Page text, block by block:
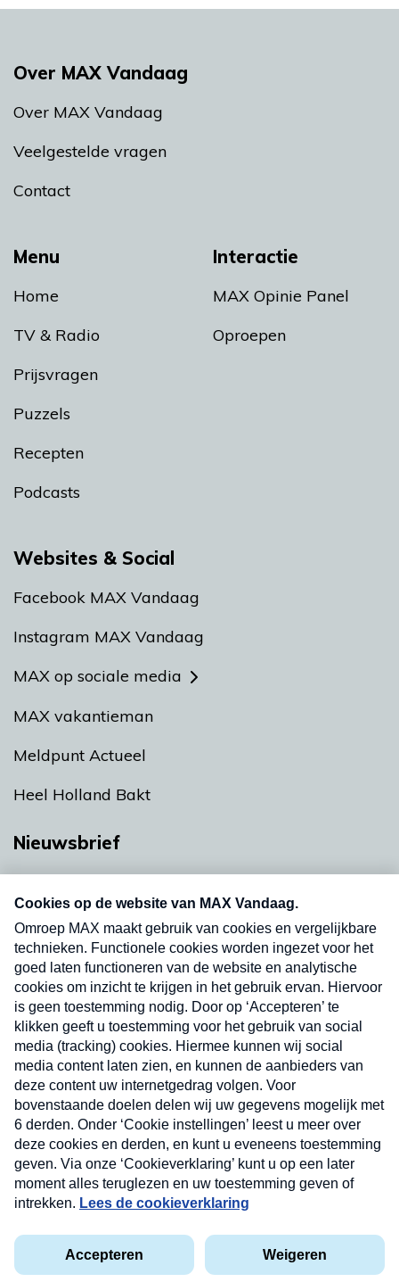
Menu
Home
TV & Radio
Prijsvragen
Puzzels
Recepten
Podcasts
Interactie
MAX Opinie Panel
Oproepen
Over MAX Vandaag
Over MAX Vandaag
Veelgestelde vragen
Contact
Websites & Social
Facebook MAX Vandaag
Instagram MAX Vandaag
MAX op sociale media
MAX vakantieman
Meldpunt Actueel
Heel Holland Bakt
Nieuwsbrief
nieuwsbrief. Elke vrijdag- en dinsdagochtend in
uw mailbox.
Verzend
Privacyverklaring
Cookieverklaring
Kwetsbaarheid melden
Nieuwsbrief
Neem hier een gratis abonnement op onze
nieuwsbrief. Elke vrijdag- en dinsdagochtend in uw